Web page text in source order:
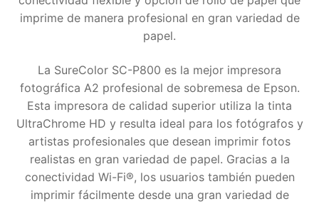
imprime de manera profesional en gran variedad de
papel.
La SureColor SC-P800 es la mejor impresora
fotográfica A2 profesional de sobremesa de Epson.
Esta impresora de calidad superior utiliza la tinta
UltraChrome HD y resulta ideal para los fotógrafos y
artistas profesionales que desean imprimir fotos
realistas en gran variedad de papel. Gracias a la
conectividad Wi-Fi®, los usuarios también pueden
imprimir fácilmente desde una gran variedad de